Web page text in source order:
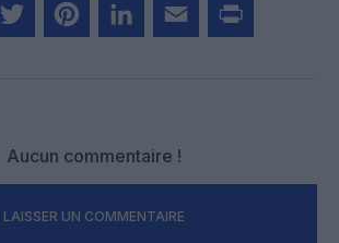
Aucun commentaire !
LAISSER UN COMMENTAIRE